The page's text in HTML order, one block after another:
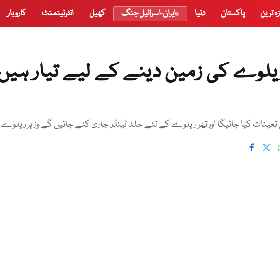
ترین پاکستان دنیا ایران-اسرائیل جنگ کھیل انٹرٹینمنٹ کاروبار
کی زمین دینے کے لیے تیار
کیا جائیگا اور تھر ریلوے کے لئے جلد ٹینڈر جاری کئے جائیں گے.وزیر ریلوے